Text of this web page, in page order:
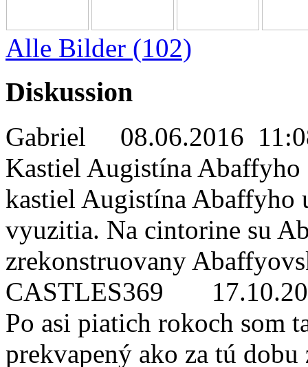
Alle Bilder (102)
Diskussion
Gabriel 08.06.2016
Kastiel Augistína Abaffyho
kastiel Augistína Abaffyho
vyuzitia. Na cintorine su
zrekonstruovany
CASTLES369
Po asi piatich rokoch som
prekvapený ako za tú